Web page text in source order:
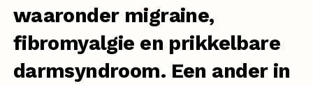
waaronder migraine,
fibromyalgie en prikkelbare
darmsyndroom. Een ander in